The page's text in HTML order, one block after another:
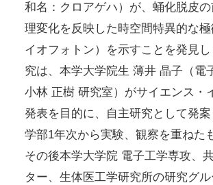
和名：クロアゲハ）が、蛹化脱皮
理変化を反映した時空間特異的な
イオフォトン）を示すことを発見
究は、本学大学院生 薄井 晶子（電
小林 正樹 研究室）がサイエンス・
発表を目的に、自主研究として発
学部1年次から実験、観察を重ねた
その後本学大学院 電子工学専攻、
ター、生体医工学研究所の研究グル